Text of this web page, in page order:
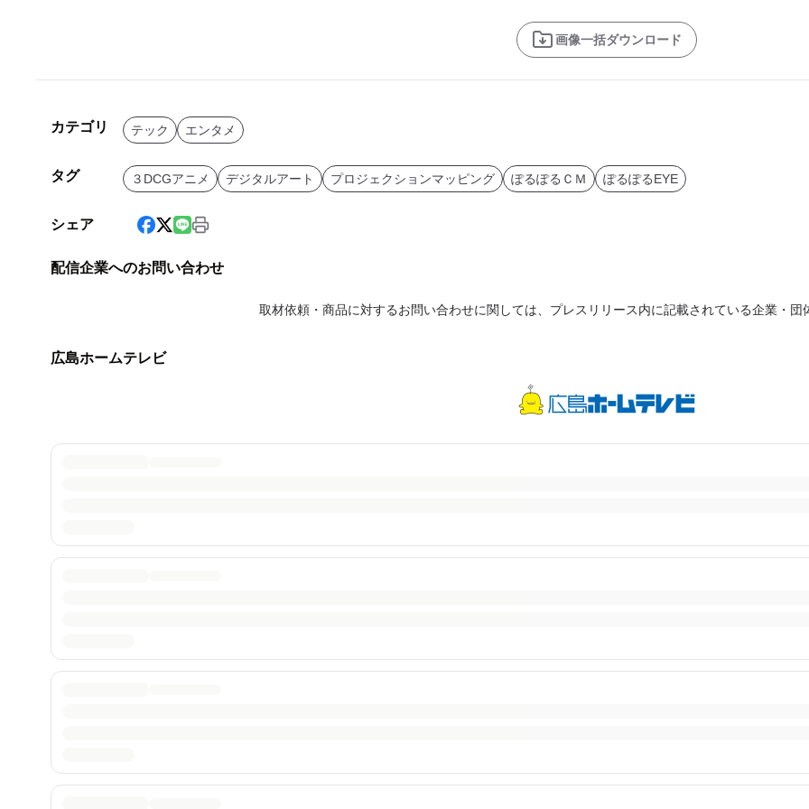
画像一括ダウンロード
カテゴリ テック エンタメ
タグ ３DCGアニメ デジタルアート プロジェクションマッピング ぽるぽるＣＭ ぽるぽるEYE
シェア
配信企業へのお問い合わせ
取材依頼・商品に対するお問い合わせに関しては、プレスリリース内に記載されている企業・団
広島ホームテレビ